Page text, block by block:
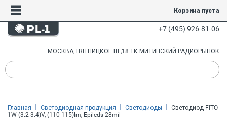
Корзина пуста
+7 (495) 926-81-06
МОСКВА, ПЯТНИЦКОЕ Ш.,18 ТК МИТИНСКИЙ РАДИОРЫНОК
Главная Светодиодная продукция Светодиоды
Светодиод FITO
1W (3.2-3.4)V, (110-115)lm, Epileds 28mil